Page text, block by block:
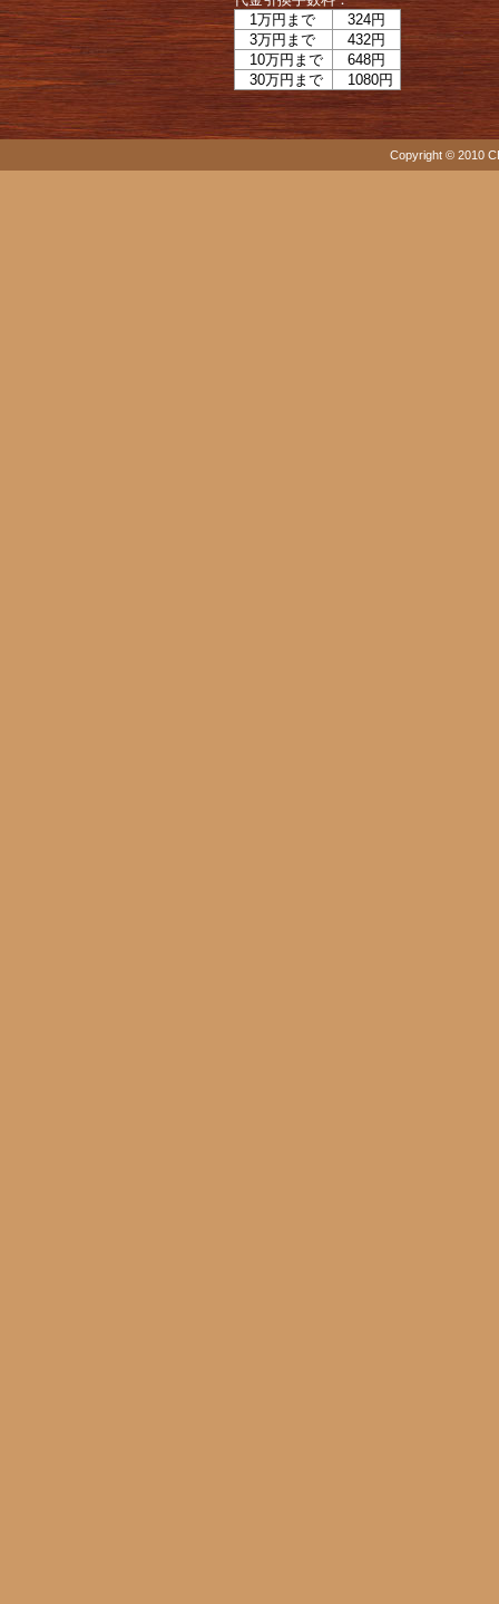
1万円まで
324円
3万円まで
432円
10万円まで
648円
30万円まで
1080円
Copyright © 2010